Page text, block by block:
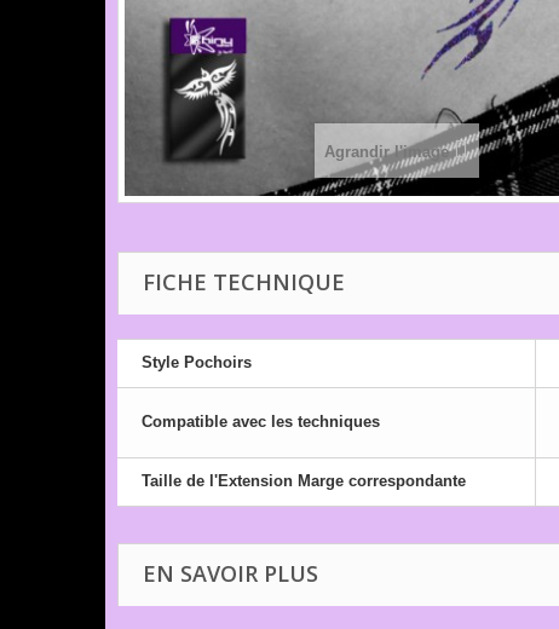
Agrandir l'image
FICHE TECHNIQUE
Style Pochoirs
Compatible avec les techniques
Taille de l'Extension Marge correspondante
EN SAVOIR PLUS